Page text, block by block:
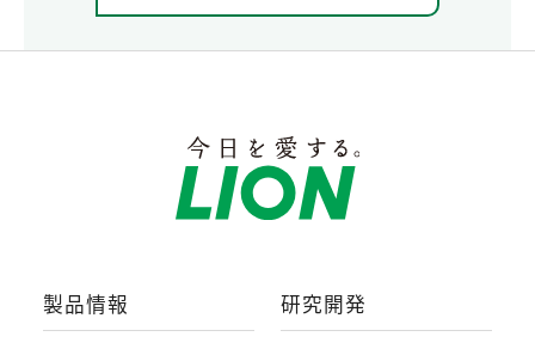
製品情報 研究開発